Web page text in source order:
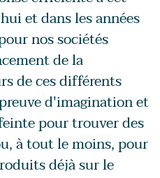
et dans les années
nos sociétés
de la
de ces différents
d'imagination et
pour trouver des
à tout le moins, pour
déjà sur le